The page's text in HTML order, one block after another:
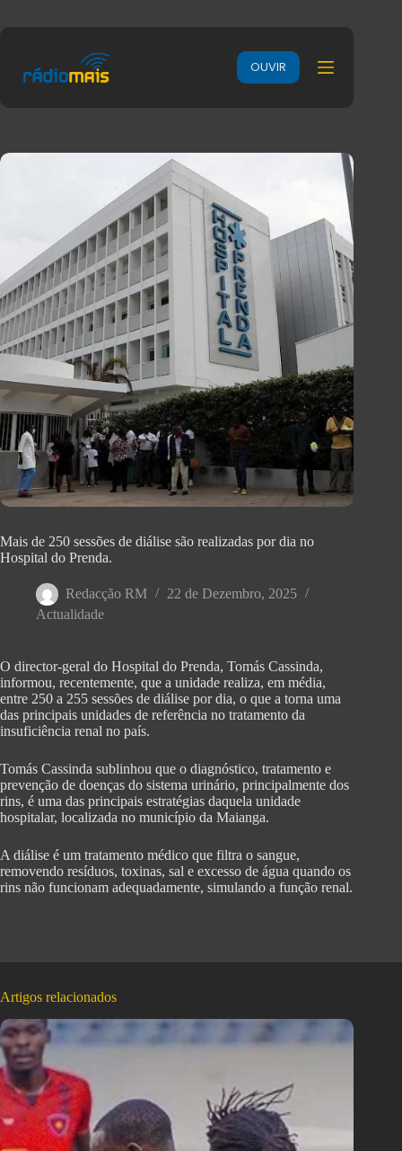
OUVIR
Mais de 250 sessões de diálise são realizadas por dia no
Hospital do Prenda.
Redacção RM
22 de Dezembro, 2025
Actualidade
O director-geral do Hospital do Prenda, Tomás Cassinda,
informou, recentemente, que a unidade realiza, em média,
entre 250 a 255 sessões de diálise por dia, o que a torna uma
das principais unidades de referência no tratamento da
insuficiência renal no país.
Tomás Cassinda sublinhou que o diagnóstico, tratamento e
prevenção de doenças do sistema urinário, principalmente dos
rins, é uma das principais estratégias daquela unidade
hospitalar, localizada no município da Maianga.
A diálise é um tratamento médico que filtra o sangue,
removendo resíduos, toxinas, sal e excesso de água quando os
rins não funcionam adequadamente, simulando a função renal.
Artigos relacionados